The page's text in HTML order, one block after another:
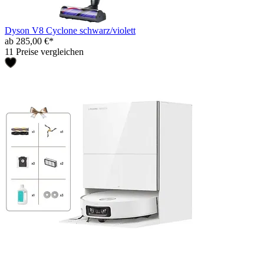
Dyson V8 Cyclone schwarz/violett
ab 285,00 €*
11 Preise vergleichen